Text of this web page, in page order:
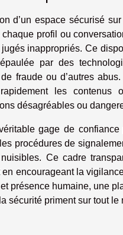
d’un espace sécurisé
profil ou
inappropriés. Ce
par des
fraude ou d’autres
les contenus
désagréables ou
gage de confiance
procédures de
Ce cadre
encourageant la
présence humaine, une
sécurité priment sur tout le